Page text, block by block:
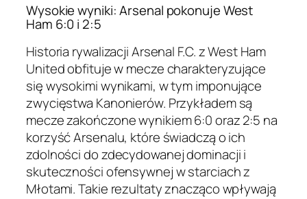
Wysokie wyniki: Arsenal pokonuje West
Ham 6:0 i 2:5
Historia rywalizacji Arsenal F.C. z West Ham
United obfituje w mecze charakteryzujące
się wysokimi wynikami, w tym imponujące
zwycięstwa Kanonierów. Przykładem są
mecze zakończone wynikiem 6:0 oraz 2:5 na
korzyść Arsenalu, które świadczą o ich
zdolności do zdecydowanej dominacji i
skuteczności ofensywnej w starciach z
Młotami. Takie rezultaty znacząco wpływają